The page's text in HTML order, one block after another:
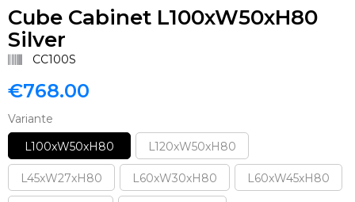
Cube Cabinet L100xW50xH80
Silver
CC100S
€768.00
Variante
L100xW50xH80
L120xW50xH80
L45xW27xH80 L60xW30xH80 L60xW45xH80